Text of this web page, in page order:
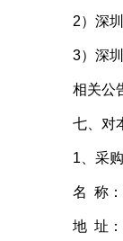
2）深圳
3）深圳
相关公告
七、对本
1、采购
名 称：深
地 址：